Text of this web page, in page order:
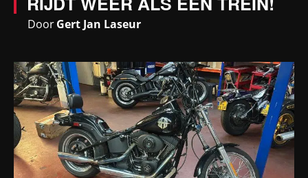
DoorGert Jan Laseur